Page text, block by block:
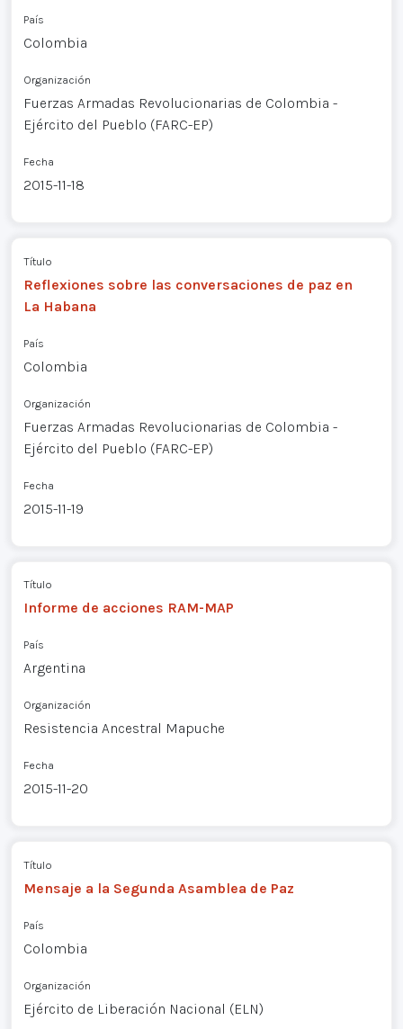
País
Colombia
Organización
Fuerzas Armadas Revolucionarias de Colombia -
Ejército del Pueblo (FARC-EP)
Fecha
2015-11-18
Título
Reflexiones sobre las conversaciones de paz en
La Habana
País
Colombia
Organización
Fuerzas Armadas Revolucionarias de Colombia -
Ejército del Pueblo (FARC-EP)
Fecha
2015-11-19
Título
Informe de acciones RAM-MAP
País
Argentina
Organización
Resistencia Ancestral Mapuche
Fecha
2015-11-20
Título
Mensaje a la Segunda Asamblea de Paz
País
Colombia
Organización
Ejército de Liberación Nacional (ELN)